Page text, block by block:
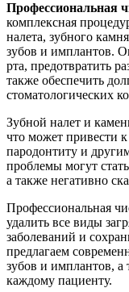
Профессиональная
комплексная
налета, зубного
зубов и имплантов.
рта, предотвратить
также обеспечить
стоматологических
Зубной налет и
что может привести
пародонтиту и
проблемы могут
а также негативно
Профессиональная
удалить все виды
заболеваний и
предлагаем
зубов и имплантов,
каждому пациенту.